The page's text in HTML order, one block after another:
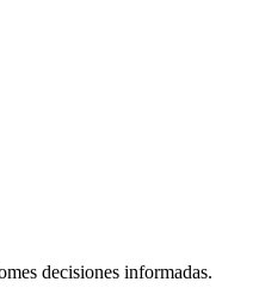
decisiones informadas.